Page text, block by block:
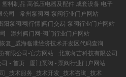
塑料制品 高低压电器及配件 成套设备 电子
公司
常州泵阀网-泵阀行业门户网站
阳泵阀网|行情|阀门交易-泵阀行业门户网站
滁州阀门网-阀门行业门户网站
复_威海临港经济技术开发区代码查询
有限公司-官方网站
北京蒋吉科技有限公司
- 首页
厦门泵阀 - 泵阀行业门户网站
_技术服务_技术开发_技术咨询_技术